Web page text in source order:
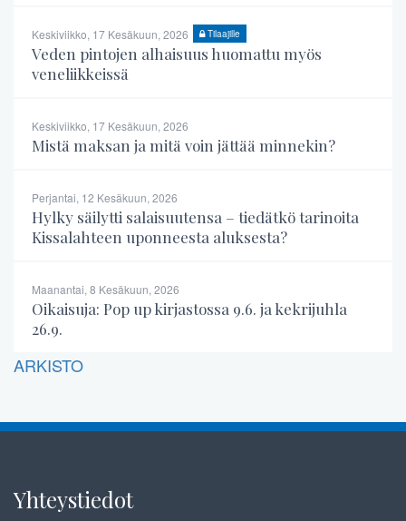
Keskiviikko, 17 Kesäkuun, 2026 Tilaajille
Veden pintojen alhaisuus huomattu myös
veneliikkeissä
Keskiviikko, 17 Kesäkuun, 2026
Mistä maksan ja mitä voin jättää minnekin?
Perjantai, 12 Kesäkuun, 2026
Hylky säilytti salaisuutensa – tiedätkö tarinoita
Kissalahteen uponneesta aluksesta?
Maanantai, 8 Kesäkuun, 2026
Oikaisuja: Pop up kirjastossa 9.6. ja kekrijuhla
26.9.
ARKISTO
Yhteystiedot